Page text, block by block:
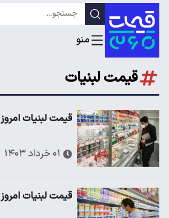
قیمت لبنیات
قیمت لبنیات امروز ۱ خرداد ۱۴۰۳
۰۱ خرداد ۱۴۰۳
قیمت لبنیات امروز ۳۱ اردیبهشت ۱۴۰۳